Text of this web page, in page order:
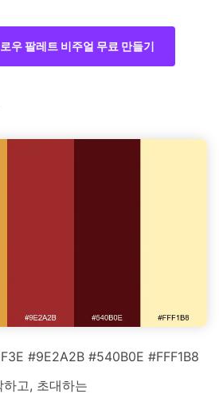
우 팔레트 비주얼 무료 만들기
#9E2A2B #540B0E #FFF1B8
고, 초대하는